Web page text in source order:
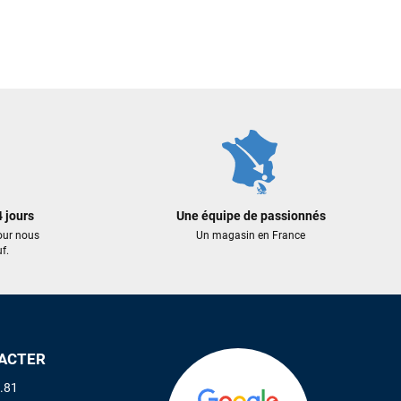
jours
nous
Une équipe de passionnés
Un magasin en France